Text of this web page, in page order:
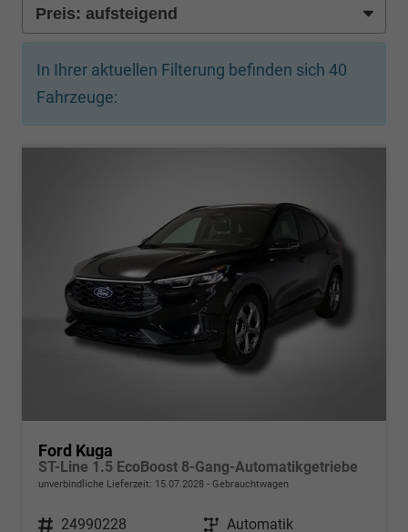
In Ihrer aktuellen Filterung befinden sich 40
Fahrzeuge:
Ford Kuga
ST-Line 1.5 EcoBoost 8-Gang-Automatikgetriebe
unverbindliche Lieferzeit: 15.07.2028 Gebrauchtwagen
Fahrzeugnr. 24990228 Getriebe Automatik